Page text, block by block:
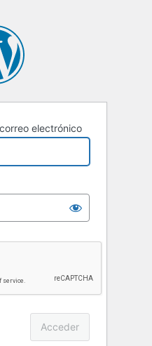
electrónico